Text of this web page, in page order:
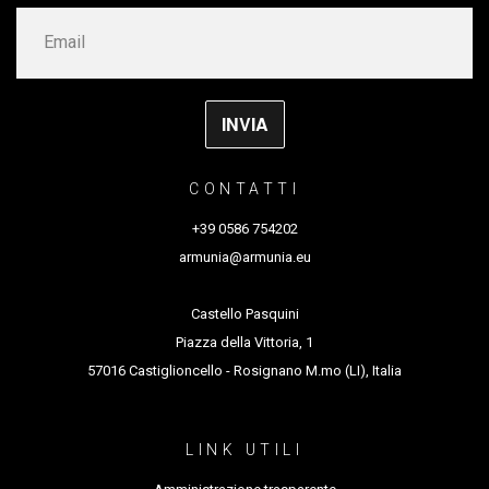
CONTATTI
+39 0586 754202
armunia@armunia.eu
Castello Pasquini
Piazza della Vittoria, 1
57016 Castiglioncello - Rosignano M.mo (LI), Italia
LINK UTILI